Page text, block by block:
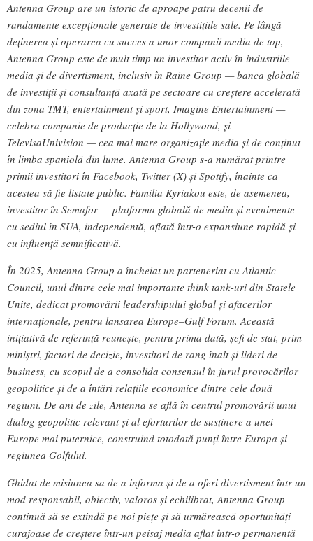
Antenna Group are un istoric de aproape patru decenii de
randamente excepționale generate de investițiile sale. Pe lângă
deținerea și operarea cu succes a unor companii media de top,
Antenna Group este de mult timp un investitor activ în industriile
media și de divertisment, inclusiv în Raine Group — banca globală
de investiții și consultanță axată pe sectoare cu creștere accelerată
din zona TMT, entertainment și sport, Imagine Entertainment —
celebra companie de producție de la Hollywood, și
TelevisaUnivision — cea mai mare organizație media și de conținut
în limba spaniolă din lume. Antenna Group s-a numărat printre
primii investitori în Facebook, Twitter (X) și Spotify, înainte ca
acestea să fie listate public. Familia Kyriakou este, de asemenea,
investitor în Semafor — platforma globală de media și evenimente
cu sediul în SUA, independentă, aflată într-o expansiune rapidă și
cu influență semnificativă.
În 2025, Antenna Group a încheiat un parteneriat cu Atlantic
Council, unul dintre cele mai importante think tank-uri din Statele
Unite, dedicat promovării leadershipului global și afacerilor
internaționale, pentru lansarea Europe–Gulf Forum. Această
inițiativă de referință reunește, pentru prima dată, șefi de stat, prim-
miniștri, factori de decizie, investitori de rang înalt și lideri de
business, cu scopul de a consolida consensul în jurul provocărilor
geopolitice și de a întări relațiile economice dintre cele două
regiuni. De ani de zile, Antenna se află în centrul promovării unui
dialog geopolitic relevant și al eforturilor de susținere a unei
Europe mai puternice, construind totodată punți între Europa și
regiunea Golfului.
Ghidat de misiunea sa de a informa și de a oferi divertisment într-un
mod responsabil, obiectiv, valoros și echilibrat, Antenna Group
continuă să se extindă pe noi piețe și să urmărească oportunități
curajoase de creștere într-un peisaj media aflat într-o permanentă